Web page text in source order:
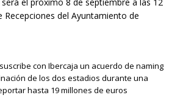
Recepciones del Ayuntamiento de
con Ibercaja un acuerdo de naming
de los dos estadios durante una
hasta 19 millones de euros